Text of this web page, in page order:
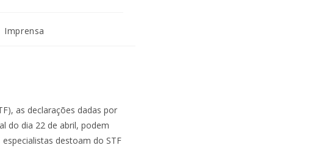
Imprensa
as declarações dadas por
do dia 22 de abril, podem
destoam do STF